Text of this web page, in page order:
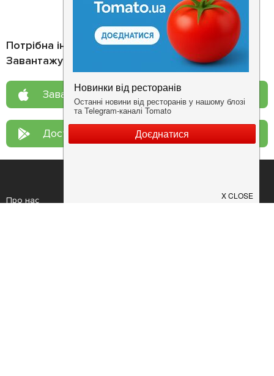
Потрібна інформація про заклад?
Завантажуйте додаток!
Завантажте у App Store
Доступно у Google Play
Про нас